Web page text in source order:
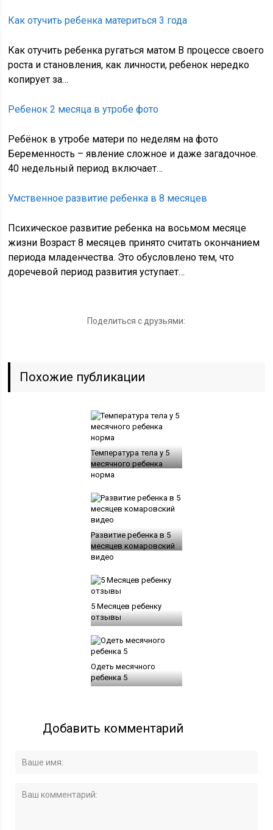
Как отучить ребенка материться 3 года
Как отучить ребенка ругаться матом В процессе своего
роста и становления, как личности, ребенок нередко
копирует за…
Ребенок 2 месяца в утробе фото
Ребёнок в утробе матери по неделям на фото
Беременность – явление сложное и даже загадочное.
40 недельный период включает…
Умственное развитие ребенка в 8 месяцев
Психическое развитие ребенка на восьмом месяце
жизни Возраст 8 месяцев принято считать окончанием
периода младенчества. Это обусловлено тем, что
доречевой период развития уступает…
Поделиться с друзьями:
Похожие публикации
Температура тела у 5
месячного ребенка
норма
Развитие ребенка в 5
месяцев комаровский
видео
5 Месяцев ребенку
отзывы
Одеть месячного
ребенка 5
Добавить комментарий